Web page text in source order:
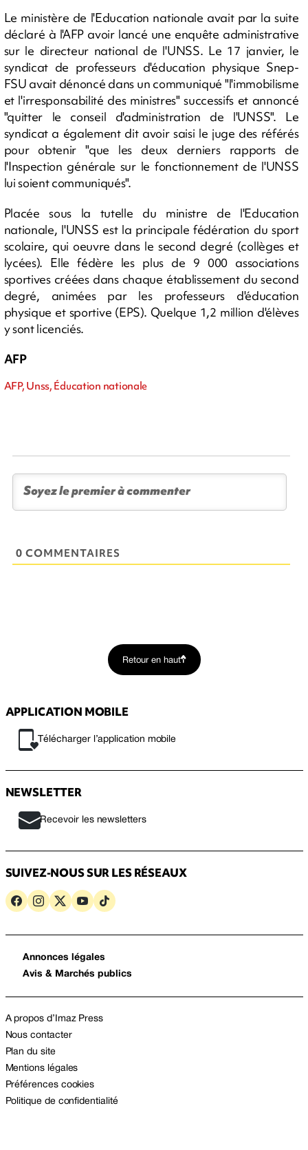
Le ministère de l'Education nationale avait par la suite
déclaré à l'AFP avoir lancé une enquête administrative
sur le directeur national de l'UNSS. Le 17 janvier, le
syndicat de professeurs d'éducation physique Snep-
FSU avait dénoncé dans un communiqué "l'immobilisme
et l'irresponsabilité des ministres" successifs et annoncé
"quitter le conseil d'administration de l'UNSS". Le
syndicat a également dit avoir saisi le juge des référés
pour obtenir "que les deux derniers rapports de
l'Inspection générale sur le fonctionnement de l'UNSS
lui soient communiqués".
Placée sous la tutelle du ministre de l'Education
nationale, l'UNSS est la principale fédération du sport
scolaire, qui oeuvre dans le second degré (collèges et
lycées). Elle fédère les plus de 9 000 associations
sportives créées dans chaque établissement du second
degré, animées par les professeurs d'éducation
physique et sportive (EPS). Quelque 1,2 million d'élèves
y sont licenciés.
AFP
AFP, Unss, Éducation nationale
0 COMMENTAIRES
Retour en haut
APPLICATION MOBILE
Télécharger l’application mobile
NEWSLETTER
Recevoir les newsletters
SUIVEZ-NOUS SUR LES RÉSEAUX
Annonces légales
Avis & Marchés publics
A propos d’Imaz Press
Nous contacter
Plan du site
Mentions légales
Préférences cookies
Politique de confidentialité